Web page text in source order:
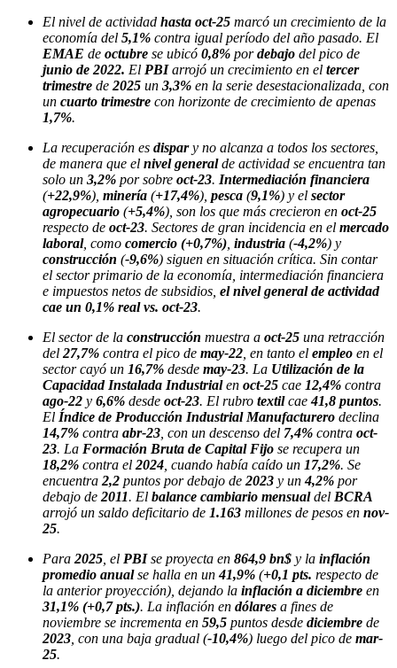
El nivel de actividad hasta oct-25 marcó un crecimiento de la
economía del 5,1% contra igual período del año pasado. El
EMAE de octubre se ubicó 0,8% pordebajo del pico de
junio de 2022. El PBIarrojó un crecimiento en el tercer
trimestre de 2025 un 3,3% en la serie desestacionalizada, con
un cuarto trimestre con horizonte de crecimiento de apenas
1,7%.
La recuperación es dispary no alcanza a todos los sectores,
de manera que el nivel generalde actividad se encuentra tan
solo un 3,2% por sobre oct-23. Intermediación financiera
(+22,9%), minería (+17,4%), pesca (9,1%) y el sector
agropecuario (+5,4%), son los que más crecieron en oct-25
respecto de oct-23. Sectores de gran incidencia en el mercado
laboral, como comercio (+0,7%) industria (-4,2%) y
construcción (-9,6%) siguen en situación crítica. Sin contar
el sector primario de la economía, intermediación financiera
e impuestos netos de subsidios, el nivel general de actividad
cae un 0,1% real vs. oct-23.
El sector de la construcción muestra a oct-25 una retracción
del 27,7% contra el pico de may-22 , en tanto el empleo en el
sector cayó un 16,7% desde may-23. La Utilización de la
Capacidad Instalada Industrialen oct-25 cae 12,4% contra
ago-22 y 6,6% desde oct-23. El rubro textilcae41,8 puntos.
El Índice de Producción Industrial Manufacturero declina
14,7% contra abr-23 , con un descenso del 7,4% contra oct-
23. La Formación Bruta de Capital Fijo se recupera un
18,2% contra el 2024 , cuando había caído un 17,2%. Se
encuentra 2,2 puntos por debajo de 2023 y un4,2% por
debajo de 2011. El balance cambiario mensualdel BCRA
arrojó un saldo deficitario de 1.163 millones de pesos en nov-
25.
Para 2025 , el PBIse proyecta en 864,9 bn$ y la inflación
promedio anualse halla en un41,9% (+0,1 pts. respecto de
la anterior proyección), dejando la inflación a diciembre en
31,1% (+0,7 pts.). La inflación en dólares a fines de
noviembre se incrementa en 59,5 puntos desde diciembre de
2023 , con una baja gradual (-10,4%) luego del pico de mar-
25.